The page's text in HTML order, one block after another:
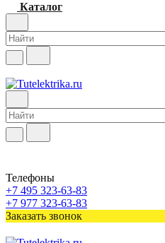
Каталог
Телефоны
+7 495 323-63-83
+7 977 323-63-83
Заказать звонок